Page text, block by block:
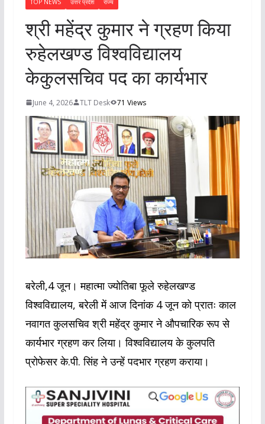
श्री महेंद्र कुमार ने ग्रहण किया
रुहेलखण्ड विश्वविद्यालय
केकुलसचिव पद का कार्यभार
June 4, 2026 TLT Desk 71 Views
बरेली,4 जून। महात्मा ज्योतिबा फूले रुहेलखण्ड
विश्वविद्यालय, बरेली में आज दिनांक 4 जून को प्रातः काल
नवागत कुलसचिव श्री महेंद्र कुमार ने औपचारिक रूप से
कार्यभार ग्रहण कर लिया। विश्वविद्यालय के कुलपति
प्रोफेसर के.पी. सिंह ने उन्हें पदभार ग्रहण कराया।